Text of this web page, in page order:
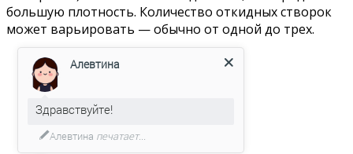
большую плотность. Количество откидных створок
может варьировать — обычно от одной до трех.
Алевтина
Здравствуйте!
Алевтина печатает...